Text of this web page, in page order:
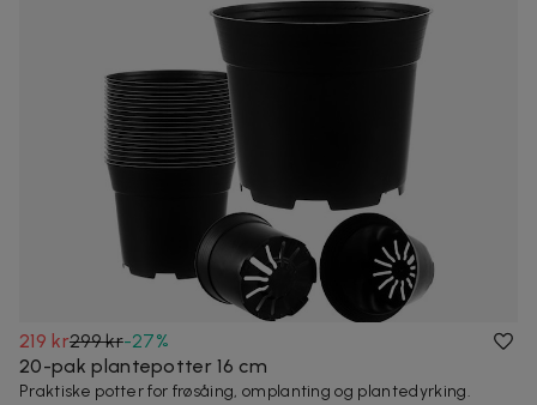
219 kr299 kr-27%
20-pak plantepotter 16 cm
Praktiske potter for frøsåing, omplanting og plantedyrking.